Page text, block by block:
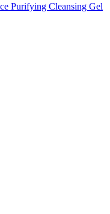
Purifying Cleansing Gel